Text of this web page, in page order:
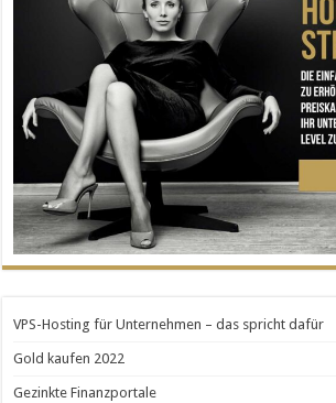
VPS-Hosting für Unternehmen – das spricht dafür
Gold kaufen 2022
Gezinkte Finanzportale